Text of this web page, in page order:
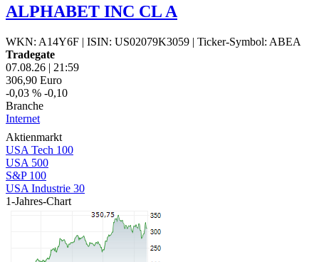
ALPHABET INC CL A
WKN: A14Y6F | ISIN: US02079K3059 | Ticker-Symbol: ABEA
Tradegate
07.08.26 | 21:59
306,90 Euro
-0,03 % -0,10
Branche
Internet
Aktienmarkt
USA Tech 100
USA 500
S&P 100
USA Industrie 30
1-Jahres-Chart